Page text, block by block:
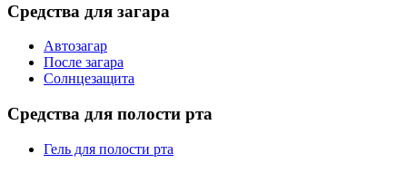
Средства для загара
Автозагар
После загара
Солнцезащита
Средства для полости рта
Гель для полости рта